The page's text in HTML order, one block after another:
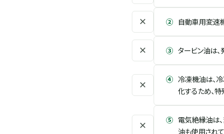
× ② 自動車用変速
× ③ タービン油は
× ④ 冷凍機油は、
化するため、
× ⑤ 電気絶縁油は
油も使用されて